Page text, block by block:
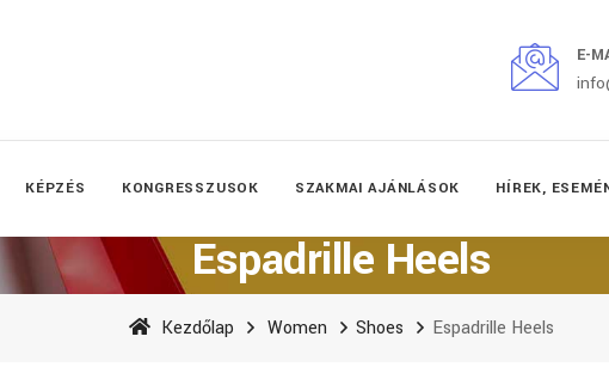
E-
KÉPZÉS KONGRESSZUSOK SZAKMAI AJÁNLÁSOK HÍREK,
Espadrille Heels
Kezdőlap Women Shoes Espadrille Heels